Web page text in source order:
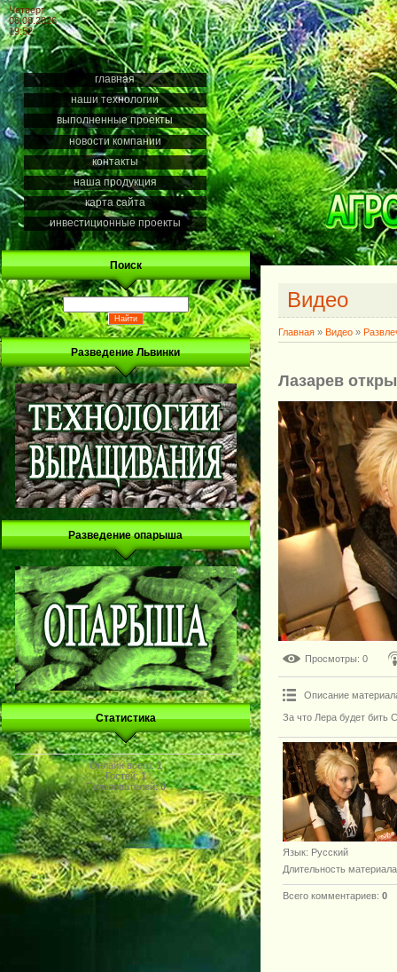
Четверг
06.08.2026
19:52
главная
наши технологии
выполненные проекты
новости компании
контакты
наша продукция
карта сайта
инвестиционные проекты
Поиск
Разведение Львинки
Разведение опарыша
Статистика
Онлайн всего:1
Гостей:1
Пользователей:0
Видео
Главная » Видео »
Лазарев
Просмотры: 0
Описание
За что Лера будет бить
Язык: Русский
Длительность материала
Всего комментариев: 0